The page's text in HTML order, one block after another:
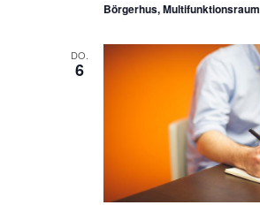
Börgerhus, Multifunktionsraum
DO.
6